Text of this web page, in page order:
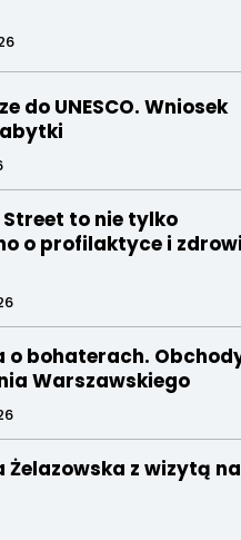
do UNESCO. Wniosek
to nie tylko
o profilaktyce i
o bohaterach.
Warszawskiego
Żelazowska z wizytą na